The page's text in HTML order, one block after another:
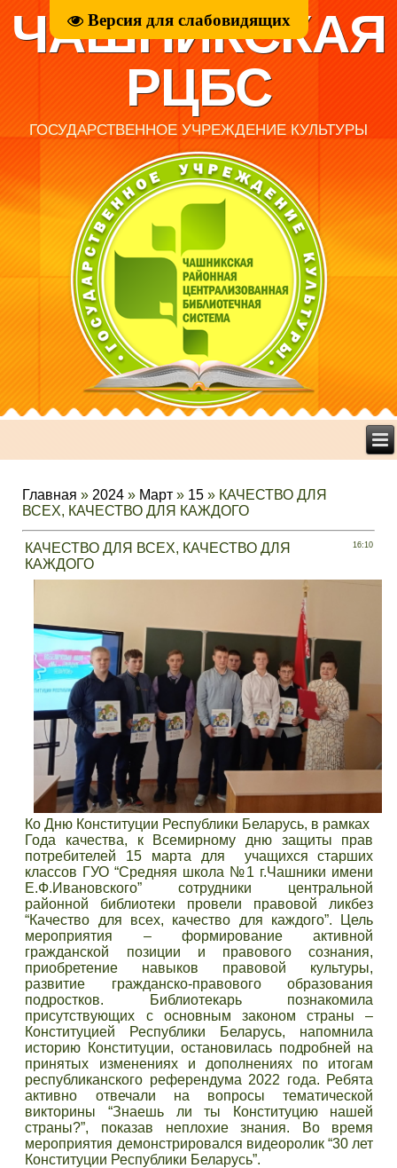
Версия для слабовидящих
ЧАШНИКСКАЯ
РЦБС
ГОСУДАРСТВЕННОЕ УЧРЕЖДЕНИЕ КУЛЬТУРЫ
Главная » 2024 » Март » 15 » КАЧЕСТВО ДЛЯ
ВСЕХ, КАЧЕСТВО ДЛЯ КАЖДОГО
16:10
КАЧЕСТВО ДЛЯ ВСЕХ, КАЧЕСТВО ДЛЯ
КАЖДОГО
Ко Дню Конституции Республики Беларусь, в рамках
Года качества, к Всемирному дню защиты прав
потребителей 15 марта для учащихся старших
классов ГУО “Средняя школа №1 г.Чашники имени
Е.Ф.Ивановского” сотрудники центральной
районной библиотеки провели правовой ликбез
“Качество для всех, качество для каждого”. Цель
мероприятия – формирование активной
гражданской позиции и правового сознания,
приобретение навыков правовой культуры,
развитие гражданско-правового образования
подростков. Библиотекарь познакомила
присутствующих с основным законом страны –
Конституцией Республики Беларусь, напомнила
историю Конституции, остановилась подробней на
принятых изменениях и дополнениях по итогам
республиканского референдума 2022 года. Ребята
активно отвечали на вопросы тематической
викторины “Знаешь ли ты Конституцию нашей
страны?”, показав неплохие знания. Во время
мероприятия демонстрировался видеоролик “30 лет
Конституции Республики Беларусь”.